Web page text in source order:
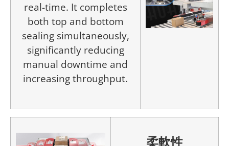
real-time. It completes
both top and bottom
sealing simultaneously,
significantly reducing
manual downtime and
increasing throughput.
柔軟性